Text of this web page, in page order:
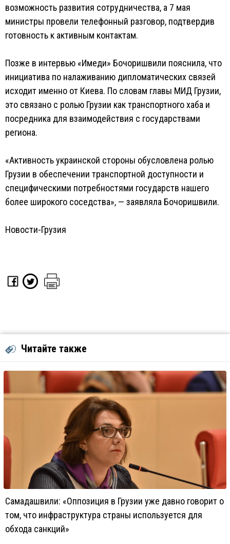
возможность развития сотрудничества, а 7 мая
министры провели телефонный разговор, подтвердив
готовность к активным контактам.
Позже в интервью «Имеди» Бочоришвили пояснила, что
инициатива по налаживанию дипломатических связей
исходит именно от Киева. По словам главы МИД Грузии,
это связано с ролью Грузии как транспортного хаба и
посредника для взаимодействия с государствами
региона.
«Активность украинской стороны обусловлена ролью
Грузии в обеспечении транспортной доступности и
специфическими потребностями государств нашего
более широкого соседства», — заявляла Бочоришвили.
Новости-Грузия
Читайте также
Самадашвили: «Оппозиция в Грузии уже давно говорит о
том, что инфраструктура страны используется для
обхода санкций»